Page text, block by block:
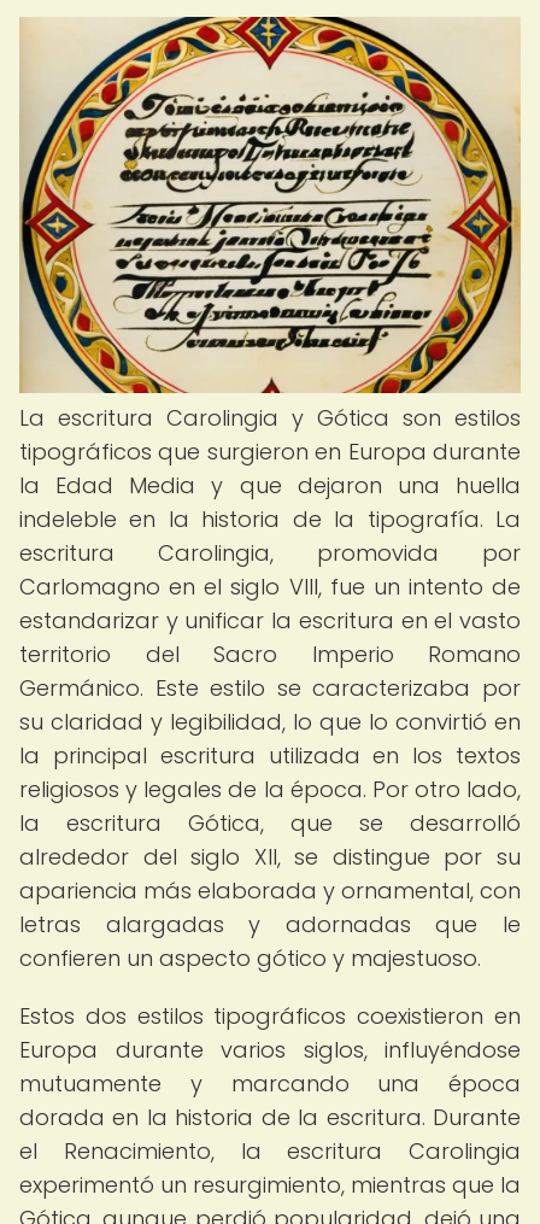
La escritura Carolingia y Gótica son estilos
tipográficos que surgieron en Europa durante
la Edad Media y que dejaron una huella
indeleble en la historia de la tipografía. La
escritura Carolingia, promovida por
Carlomagno en el siglo VIII, fue un intento de
estandarizar y unificar la escritura en el vasto
territorio del Sacro Imperio Romano
Germánico. Este estilo se caracterizaba por
su claridad y legibilidad, lo que lo convirtió en
la principal escritura utilizada en los textos
religiosos y legales de la época. Por otro lado,
la escritura Gótica, que se desarrolló
alrededor del siglo XII, se distingue por su
apariencia más elaborada y ornamental, con
letras alargadas y adornadas que le
confieren un aspecto gótico y majestuoso.
Estos dos estilos tipográficos coexistieron en
Europa durante varios siglos, influyéndose
mutuamente y marcando una época
dorada en la historia de la escritura. Durante
el Renacimiento, la escritura Carolingia
experimentó un resurgimiento, mientras que la